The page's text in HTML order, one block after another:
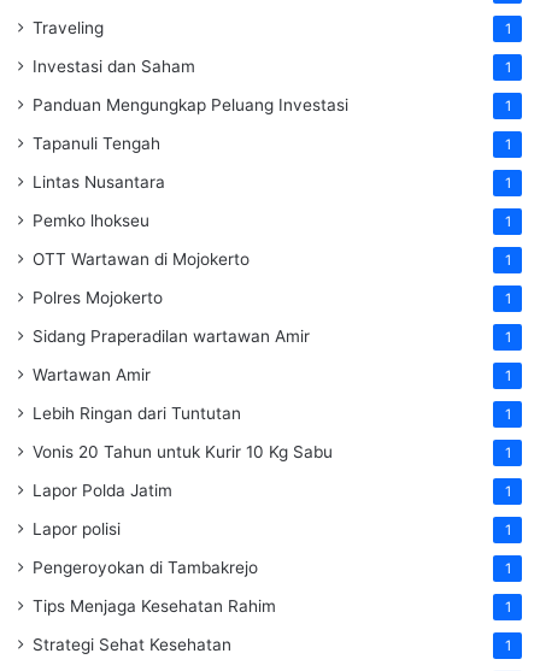
Traveling 1
Investasi dan Saham 1
Panduan Mengungkap Peluang Investasi 1
Tapanuli Tengah 1
Lintas Nusantara 1
Pemko lhokseu 1
OTT Wartawan di Mojokerto 1
Polres Mojokerto 1
Sidang Praperadilan wartawan Amir 1
Wartawan Amir 1
Lebih Ringan dari Tuntutan 1
Vonis 20 Tahun untuk Kurir 10 Kg Sabu 1
Lapor Polda Jatim 1
Lapor polisi 1
Pengeroyokan di Tambakrejo 1
Tips Menjaga Kesehatan Rahim 1
Strategi Sehat Kesehatan 1